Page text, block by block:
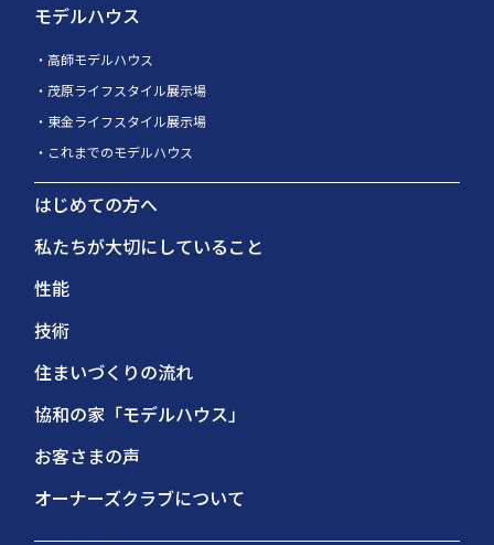
モデルハウス
高師モデルハウス
茂原ライフスタイル展示場
東金ライフスタイル展示場
これまでのモデルハウス
はじめての方へ
私たちが大切にしていること
性能
技術
住まいづくりの流れ
協和の家「モデルハウス」
お客さまの声
オーナーズクラブについて